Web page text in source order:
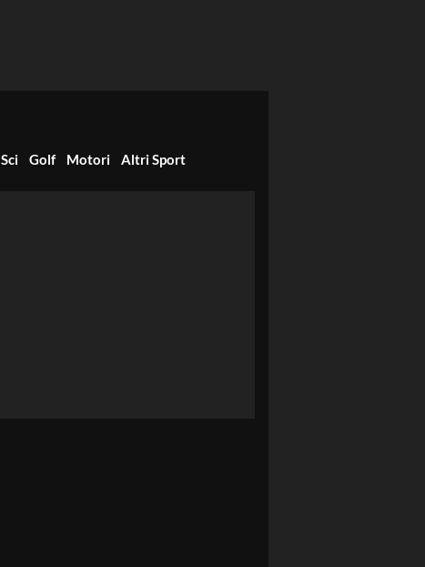
Sci Golf Motori Altri Sport